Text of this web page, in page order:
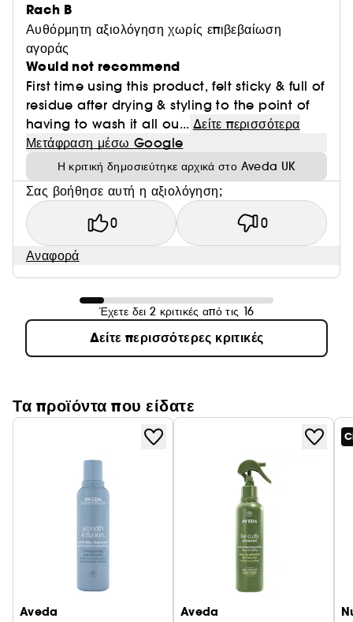
Rach B
Αυθόρμητη αξιολόγηση χωρίς επιβεβαίωση
αγοράς
Would not recommend
First time using this product, felt sticky & full of
residue after drying & styling to the point of
having to wash it all ou... Δείτε περισσότερα
Μετάφραση μέσω Google
Η κριτική δημοσιεύτηκε αρχικά στο Aveda UK
Σας βοήθησε αυτή η αξιολόγηση;
0 0
Αναφορά
Έχετε δει 2 κριτικές από τις 16
Δείτε περισσότερες κριτικές
Τα προϊόντα που είδατε
Aveda Aveda